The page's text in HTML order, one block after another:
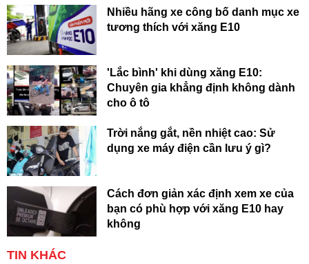
Nhiều hãng xe công bố danh mục xe
tương thích với xăng E10
'Lắc bình' khi dùng xăng E10:
Chuyên gia khẳng định không dành
cho ô tô
Trời nắng gắt, nền nhiệt cao: Sử
dụng xe máy điện cần lưu ý gì?
Cách đơn giản xác định xem xe của
bạn có phù hợp với xăng E10 hay
không
TIN KHÁC